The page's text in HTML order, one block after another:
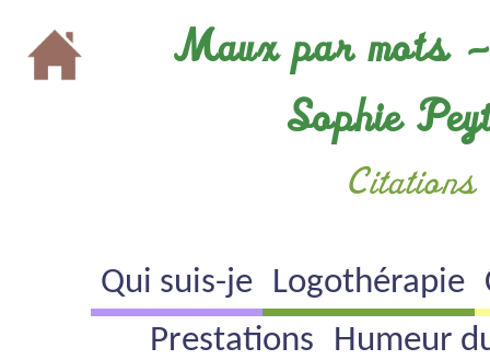
Maux par mots
Sophie
Citations
Qui suis-je Logothérapie
Prestations
Humeur